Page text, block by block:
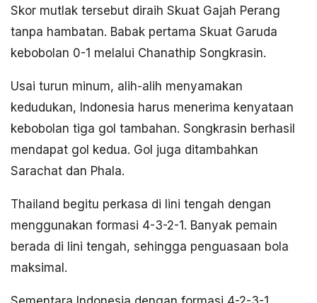
Skor mutlak tersebut diraih Skuat Gajah Perang
tanpa hambatan. Babak pertama Skuat Garuda
kebobolan 0-1 melalui Chanathip Songkrasin.
Usai turun minum, alih-alih menyamakan
kedudukan, Indonesia harus menerima kenyataan
kebobolan tiga gol tambahan. Songkrasin berhasil
mendapat gol kedua. Gol juga ditambahkan
Sarachat dan Phala.
Thailand begitu perkasa di lini tengah dengan
menggunakan formasi 4-3-2-1. Banyak pemain
berada di lini tengah, sehingga penguasaan bola
maksimal.